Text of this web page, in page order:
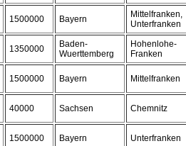
1500000 Bayern
Mittelfranken,
Unterfranken
1350000
Baden-
Wuerttemberg
Hohenlohe-
Franken
1500000 Bayern Mittelfranken
40000 Sachsen Chemnitz
1500000 Bayern Unterfranken